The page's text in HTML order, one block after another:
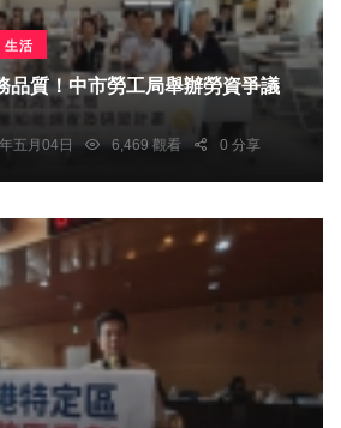
生活
品質！中市勞工局舉辦勞資爭議
五月04日 6,469 觀看 0 分享